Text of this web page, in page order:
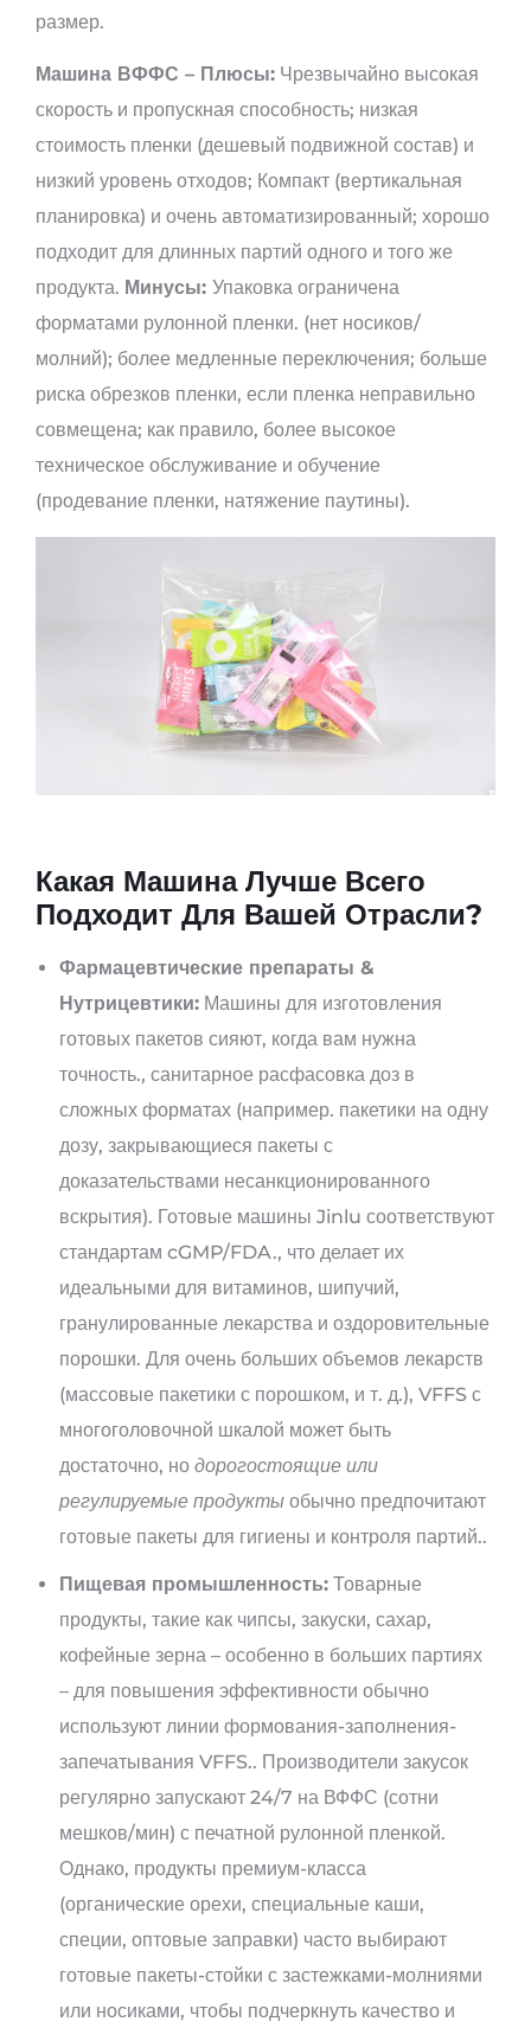
размер.
Машина ВФФС – Плюсы: Чрезвычайно высокая
скорость и пропускная способность; низкая
стоимость пленки (дешевый подвижной состав) и
низкий уровень отходов; Компакт (вертикальная
планировка) и очень автоматизированный; хорошо
подходит для длинных партий одного и того же
продукта. Минусы: Упаковка ограничена
форматами рулонной пленки. (нет носиков/
молний); более медленные переключения; больше
риска обрезков пленки, если пленка неправильно
совмещена; как правило, более высокое
техническое обслуживание и обучение
(продевание пленки, натяжение паутины).
Какая Машина Лучше Всего
Подходит Для Вашей Отрасли?
Фармацевтические препараты &
Нутрицевтики: Машины для изготовления
готовых пакетов сияют, когда вам нужна
точность., санитарное расфасовка доз в
сложных форматах (например. пакетики на одну
дозу, закрывающиеся пакеты с
доказательствами несанкционированного
вскрытия). Готовые машины Jinlu соответствуют
стандартам cGMP/FDA., что делает их
идеальными для витаминов, шипучий,
гранулированные лекарства и оздоровительные
порошки. Для очень больших объемов лекарств
(массовые пакетики с порошком, и т. д.), VFFS с
многоголовочной шкалой может быть
достаточно, но дорогостоящие или
регулируемые продукты обычно предпочитают
готовые пакеты для гигиены и контроля партий..
Пищевая промышленность: Товарные
продукты, такие как чипсы, закуски, сахар,
кофейные зерна – особенно в больших партиях
– для повышения эффективности обычно
используют линии формования-заполнения-
запечатывания VFFS.. Производители закусок
регулярно запускают 24/7 на ВФФС (сотни
мешков/мин) с печатной рулонной пленкой.
Однако, продукты премиум-класса
(органические орехи, специальные каши,
специи, оптовые заправки) часто выбирают
готовые пакеты-стойки с застежками-молниями
или носиками, чтобы подчеркнуть качество и